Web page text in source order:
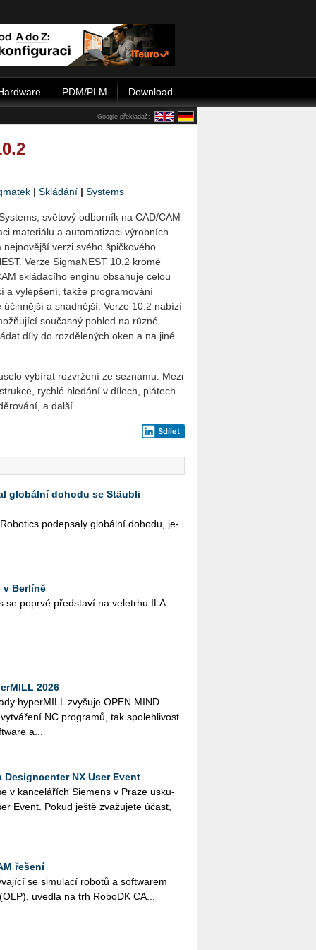
PDM/PLM Download
Google překladač:
| Skládání | Systems
světový odborník na CAD/CAM
materiálu a automatizaci výrobních
nejnovější verzi svého špičkového
Verze SigmaNEST 10.2 kromě
skládacího enginu obsahuje celou
a vylepšení, takže programování
účinnější a snadnější. Verze 10.2 nabízí
současný pohled na různé
díly do rozdělených oken a na jiné
vybírat rozvržení ze seznamu. Mezi
rychlé hledání v dílech, plátech
a další.
Sdílet
globální dohodu se Stäubli
po­de­psa­ly glo­bál­ní do­ho­du, je­
v Berlíně
se po­pr­vé před­sta­ví na ve­letr­hu ILA
2026
hy­per­MILL zvy­šu­je OPEN MIND
NC pro­gra­mů, tak spo­leh­li­vost
a...
NX User Event
v kan­ce­lá­řích Sie­­mens v Praze usku­
Event. Pokud ještě zva­žu­je­te účast,
řešení
se si­mu­la­cí ro­bo­tů a soft­wa­rem
uved­la na trh Ro­boDK CA...